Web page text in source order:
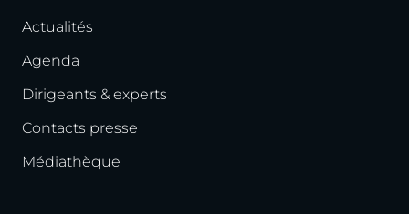
Actualités
Agenda
Dirigeants & experts
Contacts presse
Médiathèque